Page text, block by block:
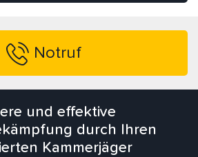
Notruf
und effektive
durch Ihren
Kammerjäger